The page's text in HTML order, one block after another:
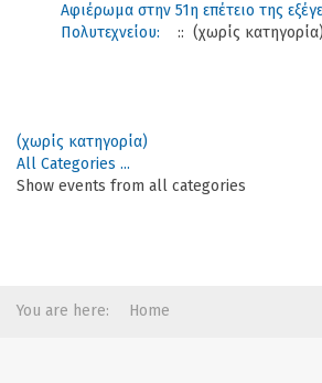
Αφιέρωμα στην 51η επέτειο της
Πολυτεχνείου:
:: (χωρίς κατηγορία)
(χωρίς κατηγορία)
All Categories ...
Show events from all categories
You are here: Home